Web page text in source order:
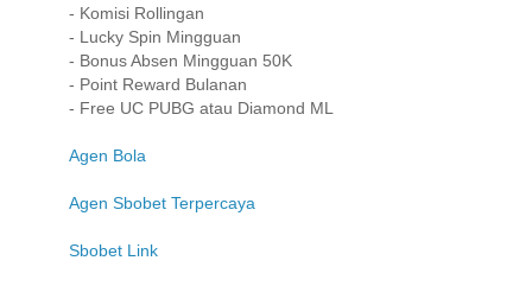
- Komisi Rollingan
- Lucky Spin Mingguan
- Bonus Absen Mingguan 50K
- Point Reward Bulanan
- Free UC PUBG atau Diamond ML
Agen Bola
Agen Sbobet Terpercaya
Sbobet Link